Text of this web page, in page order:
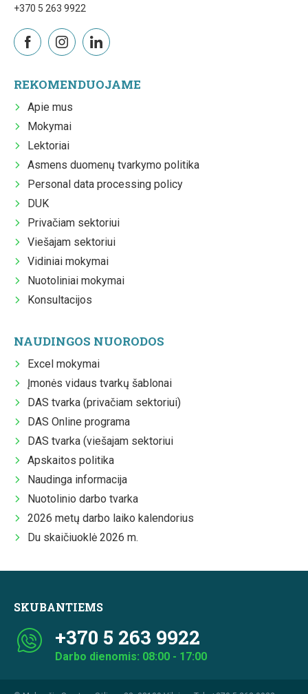
+370 5 263 9922
REKOMENDUOJAME
Apie mus
Mokymai
Lektoriai
Asmens duomenų tvarkymo politika
Personal data processing policy
DUK
Privačiam sektoriui
Viešajam sektoriui
Vidiniai mokymai
Nuotoliniai mokymai
Konsultacijos
NAUDINGOS NUORODOS
Excel mokymai
Įmonės vidaus tvarkų šablonai
DAS tvarka (privačiam sektoriui)
DAS Online programa
DAS tvarka (viešajam sektoriui
Apskaitos politika
Naudinga informacija
Nuotolinio darbo tvarka
2026 metų darbo laiko kalendorius
Du skaičiuoklė 2026 m.
SKUBANTIEMS
+370 5 263 9922
Darbo dienomis: 08:00 - 17:00